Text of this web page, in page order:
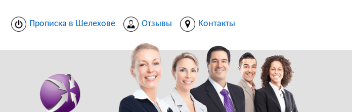
Прописка в Шелехове Отзывы Контакты